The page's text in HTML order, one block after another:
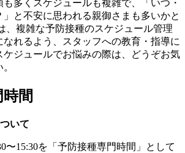
多くスケジュールも複雑で、「いつ・
と不安に思われる親御さまも多いかと
、複雑な予防接種のスケジュール管理
なれるよう、スタッフへの教育・指導に
ケジュールでお悩みの際は、どうぞお気
間
いて
〜15:30を「予防接種専門時間」として